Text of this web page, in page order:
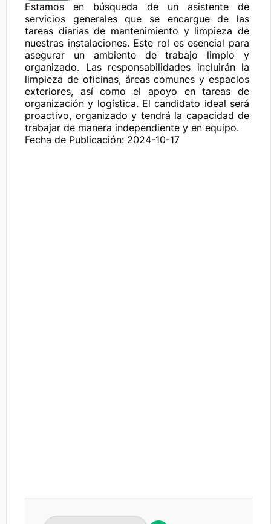
Estamos en búsqueda de un asistente de
servicios generales que se encargue de las
tareas diarias de mantenimiento y limpieza de
nuestras instalaciones. Este rol es esencial para
asegurar un ambiente de trabajo limpio y
organizado. Las responsabilidades incluirán la
limpieza de oficinas, áreas comunes y espacios
exteriores, así como el apoyo en tareas de
organización y logística. El candidato ideal será
proactivo, organizado y tendrá la capacidad de
trabajar de manera independiente y en equipo.
Fecha de Publicación: 2024-10-17